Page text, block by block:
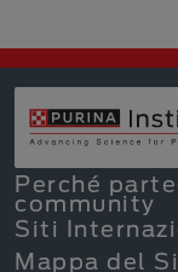
Perché
community
Siti
Mappa del